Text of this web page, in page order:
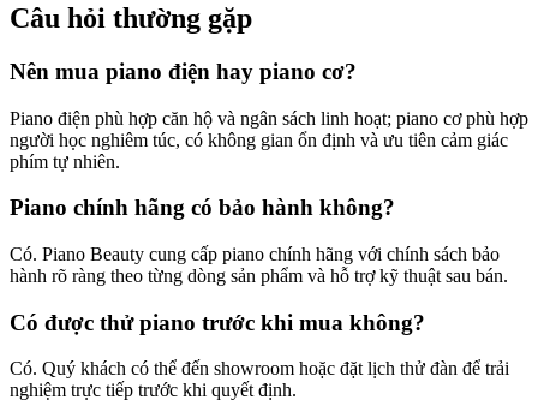
Câu hỏi thường gặp
Nên mua piano điện hay piano cơ?
Piano điện phù hợp căn hộ và ngân sách linh hoạt; piano cơ phù hợp
người học nghiêm túc, có không gian ổn định và ưu tiên cảm giác
phím tự nhiên.
Piano chính hãng có bảo hành không?
Có. Piano Beauty cung cấp piano chính hãng với chính sách bảo
hành rõ ràng theo từng dòng sản phẩm và hỗ trợ kỹ thuật sau bán.
Có được thử piano trước khi mua không?
Có. Quý khách có thể đến showroom hoặc đặt lịch thử đàn để trải
nghiệm trực tiếp trước khi quyết định.